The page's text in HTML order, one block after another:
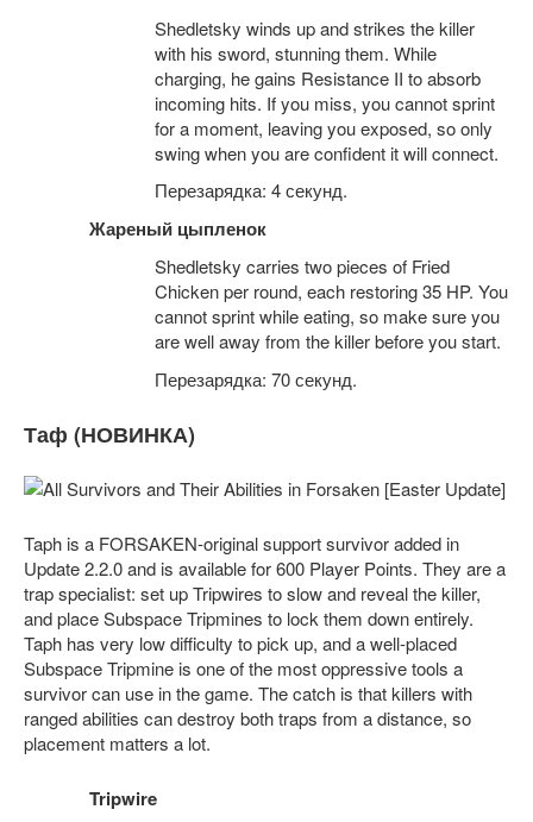
Shedletsky winds up and strikes the killer
with his sword, stunning them. While
charging, he gains Resistance II to absorb
incoming hits. If you miss, you cannot sprint
for a moment, leaving you exposed, so only
swing when you are confident it will connect.
Перезарядка: 4 секунд.
Жареный цыпленок
Shedletsky carries two pieces of Fried
Chicken per round, each restoring 35 HP. You
cannot sprint while eating, so make sure you
are well away from the killer before you start.
Перезарядка: 70 секунд.
Таф (НОВИНКА)
Taph is a FORSAKEN-original support survivor added in
Update 2.2.0 and is available for 600 Player Points. They are a
trap specialist: set up Tripwires to slow and reveal the killer,
and place Subspace Tripmines to lock them down entirely.
Taph has very low difficulty to pick up, and a well-placed
Subspace Tripmine is one of the most oppressive tools a
survivor can use in the game. The catch is that killers with
ranged abilities can destroy both traps from a distance, so
placement matters a lot.
Tripwire